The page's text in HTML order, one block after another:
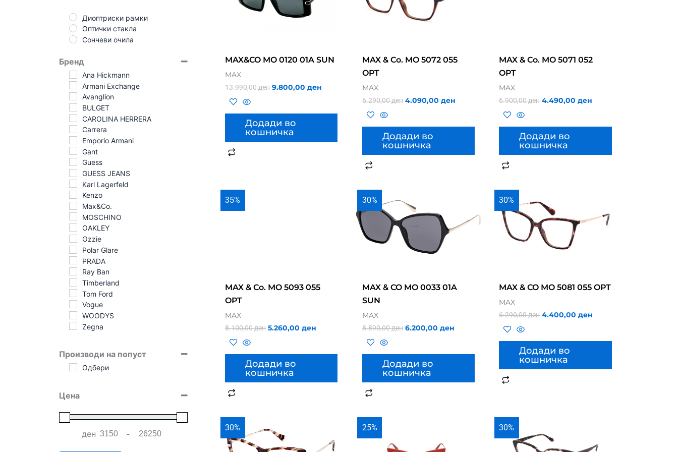
Диоптриски рамки
Оптички стакла
Сончеви очила
Бренд
Ana Hickmann
Armani Exchange
Avanglion
BULGET
CAROLINA HERRERA
Carrera
Emporio Armani
Gant
Guess
GUESS JEANS
Karl Lagerfeld
Kenzo
Max&Co.
MOSCHINO
OAKLEY
Ozzie
Polar Glare
PRADA
Ray Ban
Timberland
Tom Ford
Vogue
WOODYS
Zegna
Производи на попуст
Одбери
Цена
ден Minimum Price
-Maximum Price
MAX&CO MO 0120 01A SUN
MAX
13.990,00ден 9.800,00ден
Додади во
кошничка
MAX & Co. MO 5072 055
OPT
MAX
6.290,00ден 4.090,00 ден
Додади во
кошничка
MAX & Co. MO 5071 052
OPT
MAX
6.900,00ден 4.490,00ден
Додади во
кошничка
35%
MAX & Co. MO 5093 055
OPT
MAX
8.100,00ден 5.260,00ден
Додади во
кошничка
30%
MAX & CO MO 0033 01A
SUN
MAX
8.890,00ден 6.200,00 ден
Додади во
кошничка
30%
MAX & CO MO 5081 055 OPT
MAX
6.290,00ден 4.400,00ден
Додади во
кошничка
30% 25% 30%